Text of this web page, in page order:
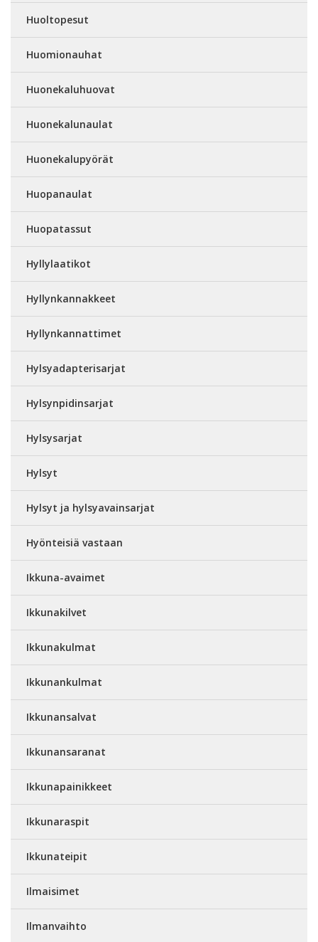
Huoltopesut
Huomionauhat
Huonekaluhuovat
Huonekalunaulat
Huonekalupyörät
Huopanaulat
Huopatassut
Hyllylaatikot
Hyllynkannakkeet
Hyllynkannattimet
Hylsyadapterisarjat
Hylsynpidinsarjat
Hylsysarjat
Hylsyt
Hylsyt ja hylsyavainsarjat
Hyönteisiä vastaan
Ikkuna-avaimet
Ikkunakilvet
Ikkunakulmat
Ikkunankulmat
Ikkunansalvat
Ikkunansaranat
Ikkunapainikkeet
Ikkunaraspit
Ikkunateipit
Ilmaisimet
Ilmanvaihto